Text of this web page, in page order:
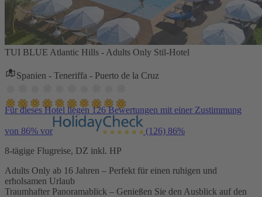
TUI BLUE Atlantic Hills - Adults Only Stil-Hotel
Spanien - Teneriffa - Puerto de la Cruz
Für dieses Hotel liegen 126 Bewertungen mit einer Zustimmung
von 86% vor (126) 86%
8-tägige Flugreise, DZ inkl. HP
Adults Only ab 16 Jahren – Perfekt für einen ruhigen und
erholsamen Urlaub
Traumhafter Panoramablick – Genießen Sie den Ausblick auf den